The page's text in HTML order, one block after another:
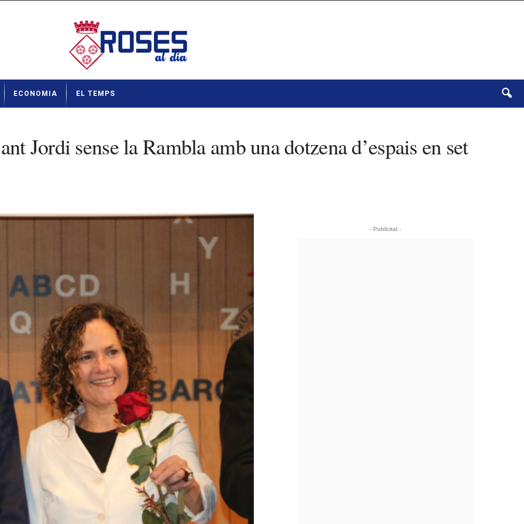
ECONOMIA EL TEMPS
Jordi sense la Rambla amb una dotzena d’espais en set
- Publicitat -